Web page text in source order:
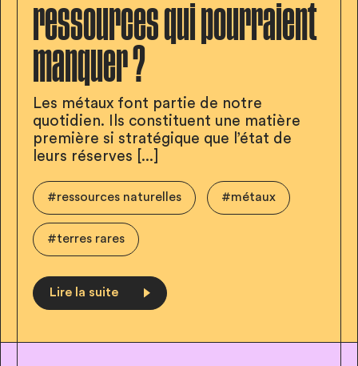
ressources qui pourraient
manquer ?
Les métaux font partie de notre
quotidien. Ils constituent une matière
première si stratégique que l’état de
leurs réserves [...]
#ressources naturelles #métaux
#terres rares
Lire la suite